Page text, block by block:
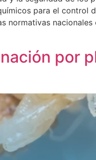
para el control
normativas nacionales
por